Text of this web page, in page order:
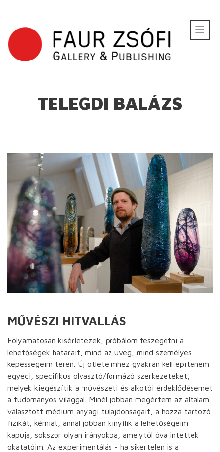
TELEGDI BALÁZS
MŰVÉSZI HITVALLÁS
Folyamatosan kisérletezek, próbálom feszegetni a
lehetőségek határait, mind az üveg, mind személyes
képességeim terén. Új ötleteimhez gyakran kell építenem
egyedi, specifikus olvasztó/formázó szerkezeteket,
melyek kiegészítik a művészeti és alkotói érdeklődésemet
a tudományos világgal. Minél jobban megértem az általam
választott médium anyagi tulajdonságait, a hozzá tartozó
fizikát, kémiát, annál jobban kinyílik a lehetőségeim
kapuja, sokszor olyan irányokba, amelytől óva intettek
okatatóim. Az experimentálás - ha sikertelen is a